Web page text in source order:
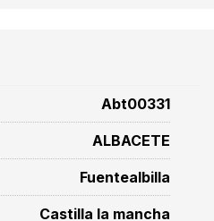
Abt00331
ALBACETE
Fuentealbilla
Castilla la mancha